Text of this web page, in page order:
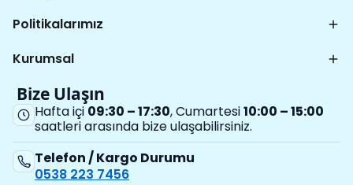
Politikalarımız
Kurumsal
Bize Ulaşın
Hafta içi 09:30 – 17:30, Cumartesi10:00 – 15:00
saatleri arasında bize ulaşabilirsiniz.
Telefon / Kargo Durumu
0538 223 7456